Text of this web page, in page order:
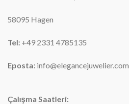
58095 Hagen
Tel: +49 2331 4785135
Eposta: info@elegancejuwelier.com
Çalışma Saatleri: